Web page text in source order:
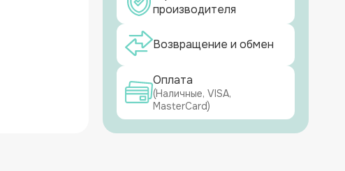
производителя
Возвращение и обмен
Оплата
(Наличные, VISA,
MasterCard)